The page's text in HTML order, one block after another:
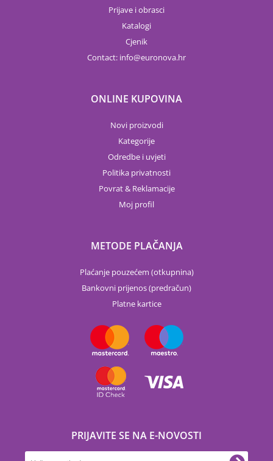
Prijave i obrasci
Katalogi
Cjenik
Contact: info euronova.hr
ONLINE KUPOVINA
Novi proizvodi
Kategorije
Odredbe i uvjeti
Politika privatnosti
Povrat & Reklamacije
Moj profil
METODE PLAČANJA
Plaćanje pouzećem (otkupnina)
Bankovni prijenos (predračun)
Platne kartice
PRIJAVITE SE NA E-NOVOSTI